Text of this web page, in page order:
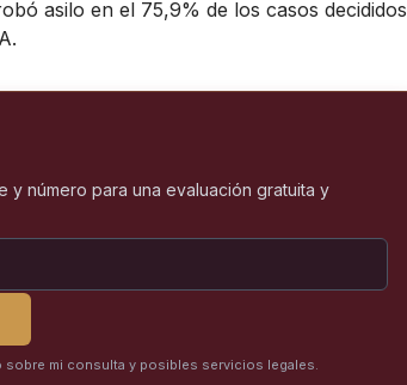
asilo en el 75,9% de los casos decididos
y número para una evaluación gratuita y
sobre mi consulta y posibles servicios legales.